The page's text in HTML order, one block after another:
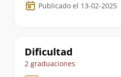
de
ruta
Publicado el 13-02-2025
Dificultad
2 graduaciones